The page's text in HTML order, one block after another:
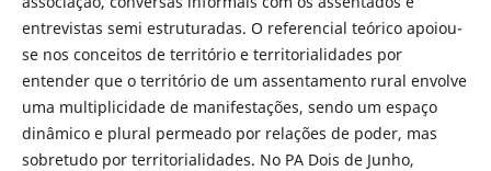
entrevistas semi estruturadas. O referencial teórico apoiou-
se nos conceitos de território e territorialidades por
entender que o território de um assentamento rural envolve
uma multiplicidade de manifestações, sendo um espaço
dinâmico e plural permeado por relações de poder, mas
sobretudo por territorialidades. No PA Dois de Junho,